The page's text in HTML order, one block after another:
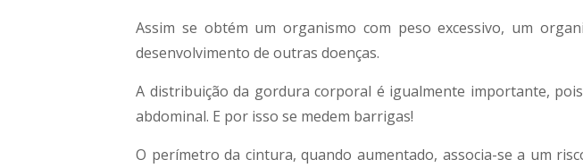
Assim se obtém um organismo com peso excessivo, um
desenvolvimento de outras doenças.
A distribuição da gordura corporal é igualmente importante,
abdominal. E por isso se medem barrigas!
O perímetro da cintura, quando aumentado, associa-se a um